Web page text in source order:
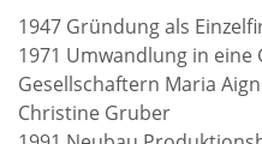
1947 Gründung als
1971 Umwandlung in
Gesellschaftern Maria
Christine Gruber